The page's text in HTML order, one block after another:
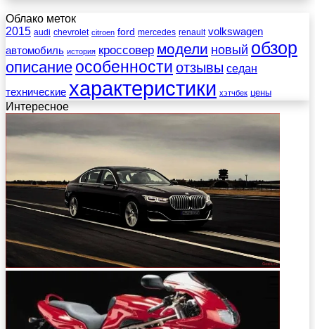
Облако меток
2015 audi chevrolet citroen ford mercedes renault volkswagen
автомобиль история кроссовер модели новый обзор
описание особенности отзывы седан
технические характеристики хэтчбек цены
Интересное